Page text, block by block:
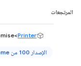
المرتجعات
Printer
الإصدار 100 من Chrome والإصدارات الأحدث